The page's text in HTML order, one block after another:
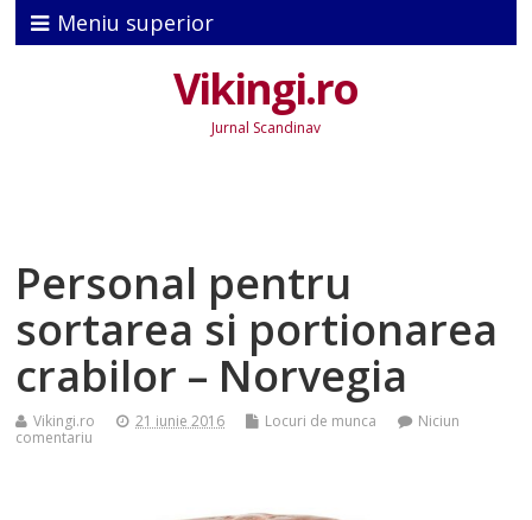
Meniu superior
Vikingi.ro
Jurnal Scandinav
Personal pentru
sortarea si portionarea
crabilor – Norvegia
Vikingi.ro 21 iunie 2016 Locuri de munca
Niciun
comentariu